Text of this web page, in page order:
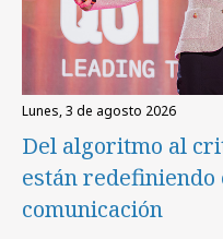
lunes, 3 de agosto 2026
Del algoritmo al
están
comunicación